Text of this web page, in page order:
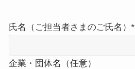
氏名（ご担当者さまのご氏名）*
企業・団体名（任意）